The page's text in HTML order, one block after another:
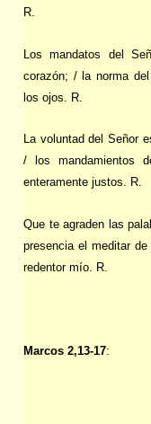
R.
Los mandatos del
corazón; / la norma
los ojos. R.
La voluntad del Señor
/ los mandamientos
enteramente justos. R.
Que te agraden las
presencia el meditar
redentor mío. R.
Marcos 2,13-17: